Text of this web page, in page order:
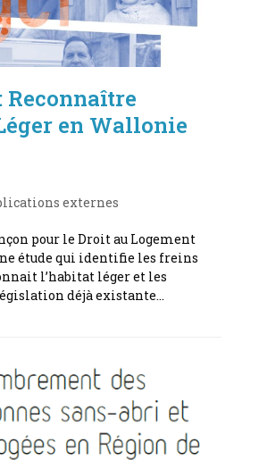
Reconnaître
en Wallonie
externes
pour le Droit au Logement
étude qui identifie les freins
l’habitat léger et les
déjà existante…